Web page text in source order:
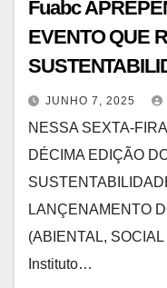
Fuabc
EVENTO QUE
JUNHO 7, 2025
NESSA SEXTA-
DÉCIMA EDIÇÃO
LANÇENAMENTO
(ABIENTAL,
Instituto…